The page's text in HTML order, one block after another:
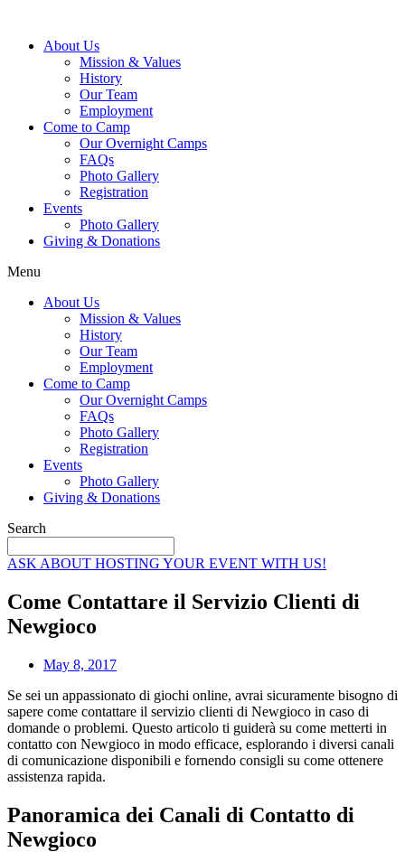
About Us
Mission & Values
History
Our Team
Employment
Come to Camp
Our Overnight Camps
FAQs
Photo Gallery
Registration
Events
Photo Gallery
Giving & Donations
Menu
About Us
Mission & Values
History
Our Team
Employment
Come to Camp
Our Overnight Camps
FAQs
Photo Gallery
Registration
Events
Photo Gallery
Giving & Donations
Search
ASK ABOUT HOSTING YOUR EVENT WITH US!
Come Contattare il Servizio Clienti di
Newgioco
May 8, 2017
Se sei un appassionato di giochi online, avrai sicuramente bisogno di
sapere come contattare il servizio clienti di Newgioco in caso di
domande o problemi. Questo articolo ti guiderà su come metterti in
contatto con Newgioco in modo efficace, esplorando i diversi canali
di comunicazione disponibili e fornendo consigli su come ottenere
assistenza rapida.
Panoramica dei Canali di Contatto di
Newgioco